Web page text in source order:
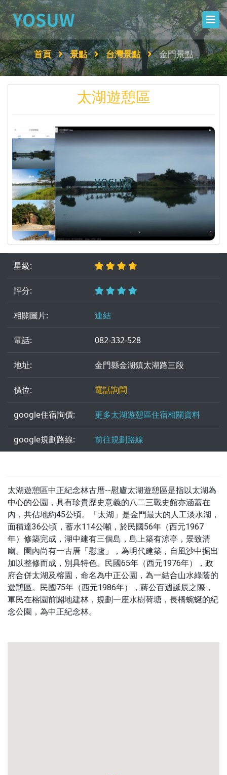
首頁 景點 台灣景點 金門景點
太湖遊憩區
星級:
評分:
相關圖片: 連結
電話: 082-332-528
地址: 金門縣金湖鎮太湖路三段
價位: 電話詢問
google住宿詢價: 更多太湖遊憩區住宿相關資料
google規劃路線: 前往規劃路線
太湖遊憩區中正紀念林古厝--慰廬太湖遊憩區是指以太湖為
中心的公園，具有珍貴歷史意義的八二三戰史館亦涵蓋在
內，共佔地約45公頃。「太湖」是金門最大的人工淡水湖，
面積達36公頃，蓄水114公噸，於民國56年（西元1967
年）修築完成，湖中建有三個島，島上築有涼亭，景致清
幽。園內尚有一古厝「慰廬」，為明代建築，自風沙中掘出
加以整修而成，別具特色。民國65年（西元1976年），政
府合併太湖及榕園，命名為中正公園，為一結合山水綠蔭的
遊憩區。民國75年（西元1986年），蔣公百週誕辰之際，
軍民在榕園前闢地建林，規劃一座水樹荷塘，長橋蜿蜒的紀
念公園，為中正紀念林。